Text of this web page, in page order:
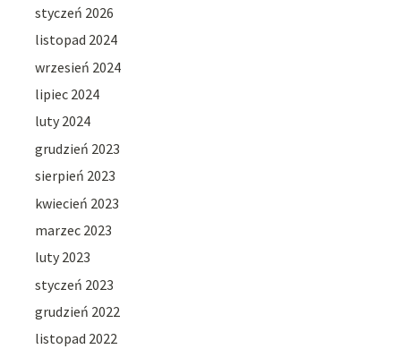
styczeń 2026
listopad 2024
wrzesień 2024
lipiec 2024
luty 2024
grudzień 2023
sierpień 2023
kwiecień 2023
marzec 2023
luty 2023
styczeń 2023
grudzień 2022
listopad 2022